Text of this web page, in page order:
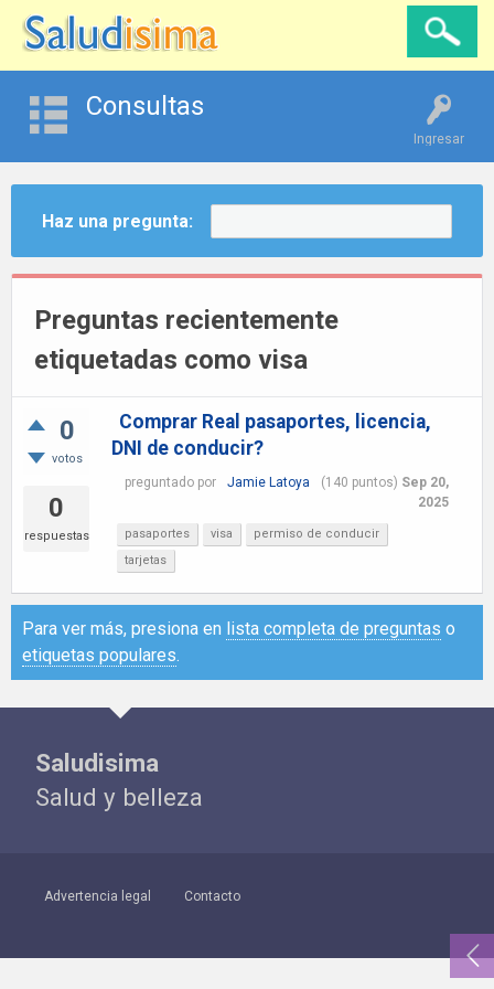
Ingresar
Consultas
Haz una pregunta:
Preguntas recientemente
etiquetadas como visa
0
votos
0
respuestas
Comprar Real pasaportes, licencia,
DNI de conducir?
preguntado por Jamie Latoya (140 puntos) Sep 20,
2025
pasaportes visa
permiso de conducir
tarjetas
Para ver más, presiona en lista completa de preguntas o
etiquetas populares.
Saludisima
Salud y belleza
Advertencia legal Contacto